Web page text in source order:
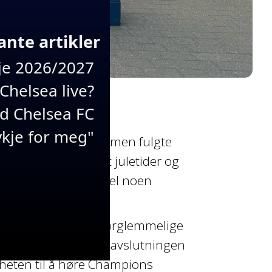
artikler
2026/2027
live?
Chelsea FC
for meg"
serien med et tap, men fulgte
sesongen. Rundt juletider og
det fantes likevel noen
topplag – og uforglemmelige
solid seier i serieavslutningen
til å høre Champions